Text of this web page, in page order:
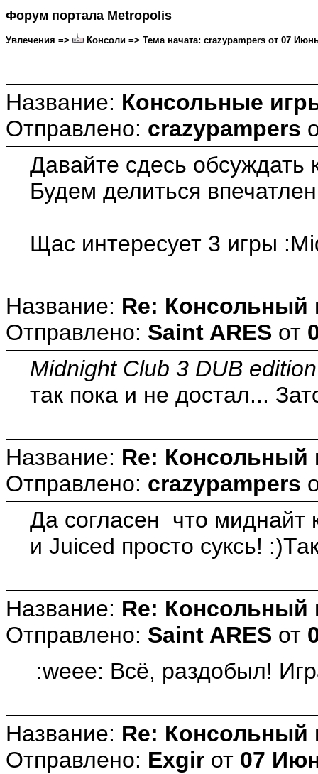
Форум портала Metropolis
Увлечения => Консоли => Тема начата: crazypampers от 07
Название: Консольные
Отправлено: crazypampers
Давайте сдесь
Будем делиться
Щас интересует 3 игры
Название: Re: Консольный
Отправлено: Saint ARES от
Midnight Club 3 DUB edition
так пока и не достал...
Название: Re: Консольный
Отправлено: crazypampers
Да согласен что миднайт
и Juiced просто суксь!
Название: Re: Консольный
Отправлено: Saint ARES от
:weee: Всё, раздобыл!
Название: Re: Консольный
Отправлено: Exgir от 07